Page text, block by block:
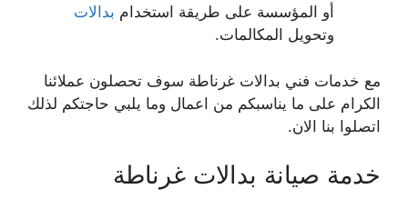
أو المؤسسة على طريقة استخدام بدالات
وتحويل المكالمات.
مع خدمات فني بدالات غرناطة سوف تحصلون عملائنا
الكرام على ما يناسبكم من اعمال وما يلبي حاجتكم لذلك
اتصلوا بنا الان.
خدمة صيانة بدالات غرناطة